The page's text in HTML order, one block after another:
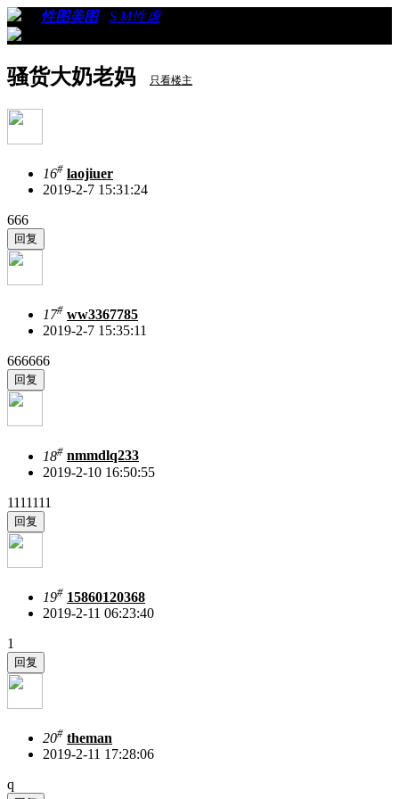
性图美图 S M性虐
骚货大奶老妈 只看楼主
16# laojiuer
2019-2-7 15:31:24
666
17# ww3367785
2019-2-7 15:35:11
666666
18# nmmdlq233
2019-2-10 16:50:55
1111111
19# 15860120368
2019-2-11 06:23:40
1
20# theman
2019-2-11 17:28:06
q